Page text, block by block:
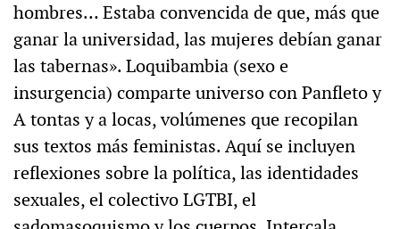
hombres… Estaba convencida de que, más que
ganar la universidad, las mujeres debían ganar
las tabernas». Loquibambia (sexo e
insurgencia) comparte universo con Panfleto y
A tontas y a locas, volúmenes que recopilan
sus textos más feministas. Aquí se incluyen
reflexiones sobre la política, las identidades
sexuales, el colectivo LGTBI, el